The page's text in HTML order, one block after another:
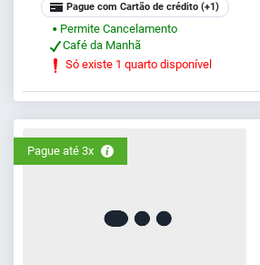
Pague com Cartão de crédito (+1)
⬤
Permite Cancelamento
Café da Manhã
Só existe 1 quarto disponível
Pague até 3x